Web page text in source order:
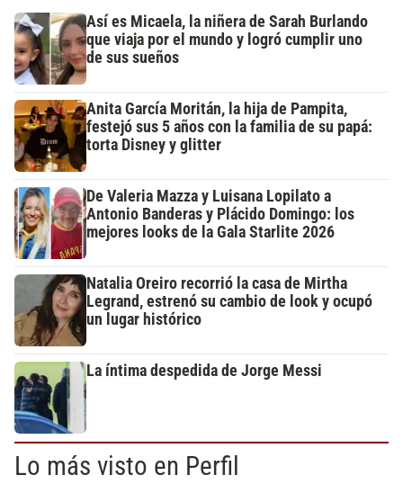
Así es Micaela, la niñera de Sarah Burlando
que viaja por el mundo y logró cumplir uno
de sus sueños
Anita García Moritán, la hija de Pampita,
festejó sus 5 años con la familia de su papá:
torta Disney y glitter
De Valeria Mazza y Luisana Lopilato a
Antonio Banderas y Plácido Domingo: los
mejores looks de la Gala Starlite 2026
Natalia Oreiro recorrió la casa de Mirtha
Legrand, estrenó su cambio de look y ocupó
un lugar histórico
La íntima despedida de Jorge Messi
Lo más visto en Perfil